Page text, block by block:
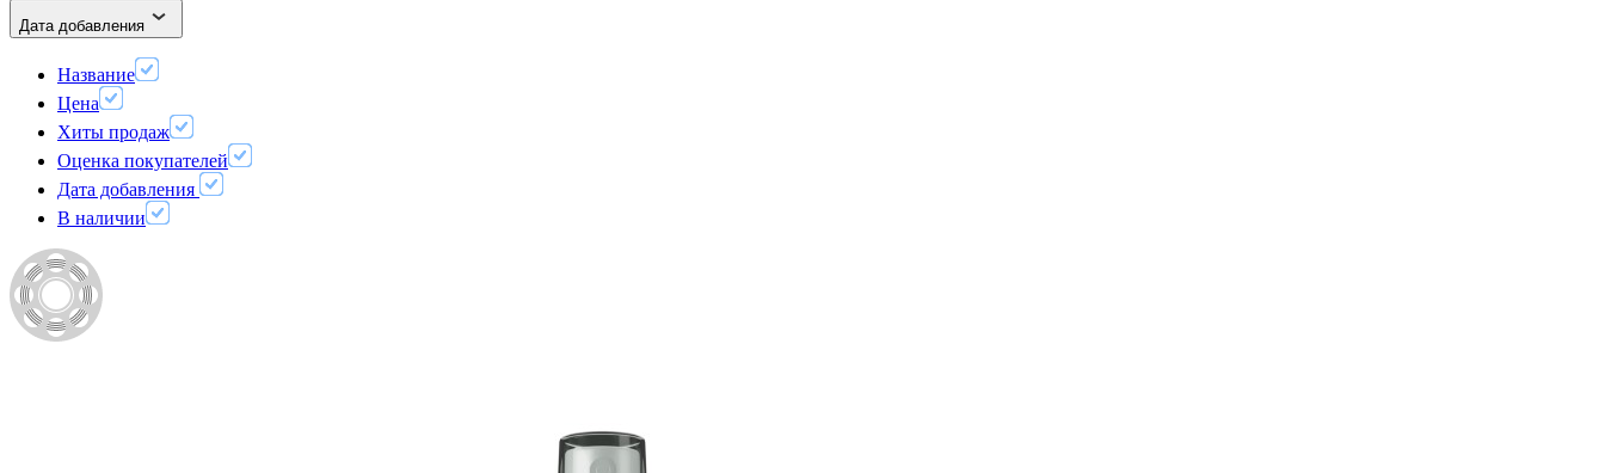
Дата добавления
Название
Цена
Хиты продаж
Оценка покупателей
Дата добавления
В наличии